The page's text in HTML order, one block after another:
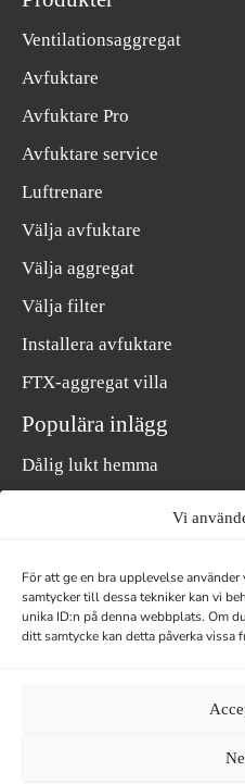
Vi
För att ge en bra upplevelse
samtycker till dessa tekniker kan vi
unika ID:n på denna webbplats. Om
ditt samtycke kan detta påverka vissa
Ventilationsaggregat
Avfuktare
Avfuktare Pro
Avfuktare service
Luftrenare
Välja avfuktare
Välja aggregat
Välja filter
Installera avfuktare
FTX-aggregat villa
Populära inlägg
Dålig lukt hemma
Fukt på vinden
Fukt i husvagn eller husbil